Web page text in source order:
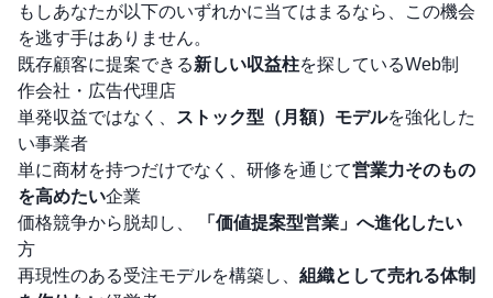
もしあなたが以下のいずれかに当てはまるなら、この機会
を逃す手はありません。
既存顧客に提案できる新しい収益柱を探しているWeb制
作会社・広告代理店
単発収益ではなく、
ストック型（月額）モデルを強化した
い事業者
単に商材を持つだけでなく、研修を通じて営業力そのもの
を高めたい企業
価格競争から脱却し、
「価値提案型営業」へ進化したい
方
再現性のある受注モデルを構築し、 組織として売れる体制